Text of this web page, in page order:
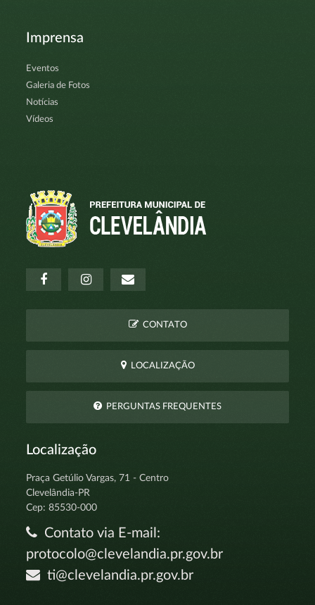
Imprensa
Eventos
Galeria de Fotos
Notícias
Vídeos
CONTATO
LOCALIZAÇÃO
PERGUNTAS FREQUENTES
Localização
Praça Getúlio Vargas, 71 - Centro
Clevelândia-PR
Cep: 85530-000
Contato via E-mail:
protocolo@clevelandia.pr.gov.br
ti@clevelandia.pr.gov.br